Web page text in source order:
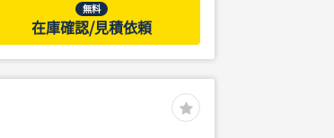
無料
在庫確認/見積依頼